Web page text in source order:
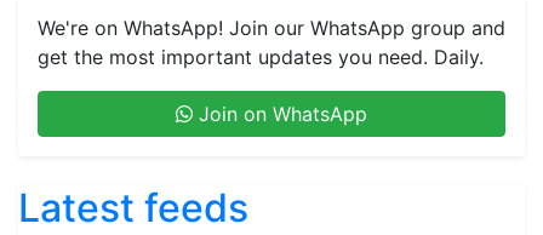
We're on WhatsApp! Join our WhatsApp group and
get the most important updates you need. Daily.
Join on WhatsApp
Latest feeds